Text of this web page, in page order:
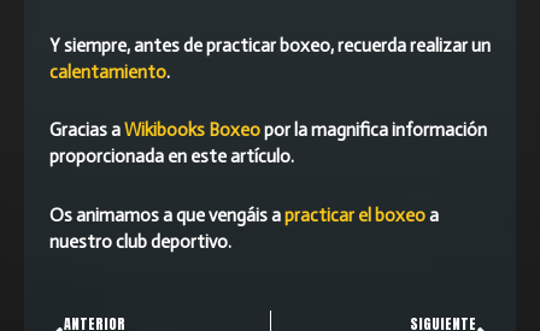
Y siempre, antes de practicar boxeo, recuerda realizar un
calentamiento.
Gracias aWikibooks Boxeopor la magnifica información
proporcionada en este artículo.
Os animamos a que vengáis apracticar el boxeoa
nuestro club deportivo.
Ant
ANTERIOR SIGUIENTE